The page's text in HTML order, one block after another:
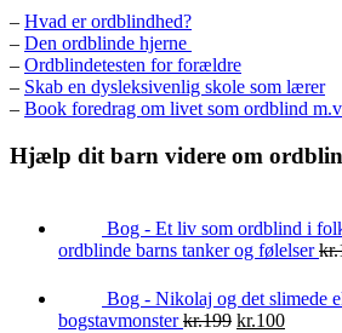
– Hvad er ordblindhed?
– Den ordblinde hjerne
– Ordblindetesten for forældre
– Skab en dysleksivenlig skole som lærer
– Book foredrag om livet som ordblind
Hjælp dit barn videre om
Bog - Et liv som ordblind i
ordblinde barns tanker og følelser kr.
Bog - Nikolaj og det slimede
bogstavmonster kr.199 Den
kr.100Den